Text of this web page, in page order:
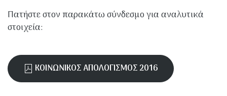
Πατήστε στον παρακάτω σύνδεσμο για αναλυτικά
στοιχεία:
ΚΟΙΝΩΝΙΚΟΣ ΑΠΟΛΟΓΙΣΜΟΣ 2016